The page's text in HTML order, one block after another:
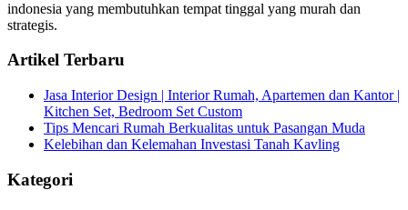
indonesia yang membutuhkan tempat tinggal yang murah dan
strategis.
Artikel Terbaru
Jasa Interior Design | Interior Rumah, Apartemen dan Kantor |
Kitchen Set, Bedroom Set Custom
Tips Mencari Rumah Berkualitas untuk Pasangan Muda
Kelebihan dan Kelemahan Investasi Tanah Kavling
Kategori